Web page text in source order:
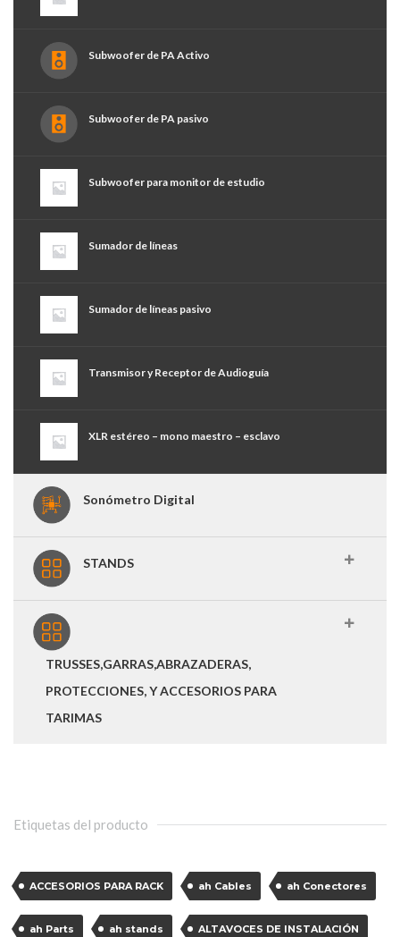
Subwoofer de PA Activo
Subwoofer de PA pasivo
Subwoofer para monitor de estudio
Sumador de líneas
Sumador de líneas pasivo
Transmisor y Receptor de Audioguía
XLR estéreo – mono maestro – esclavo
Sonómetro Digital
STANDS
TRUSSES,GARRAS,ABRAZADERAS,
PROTECCIONES, Y ACCESORIOS PARA
TARIMAS
Etiquetas del producto
ACCESORIOS PARA RACK ah Cables ah Conectores
ah Parts ah stands ALTAVOCES DE INSTALACIÓN